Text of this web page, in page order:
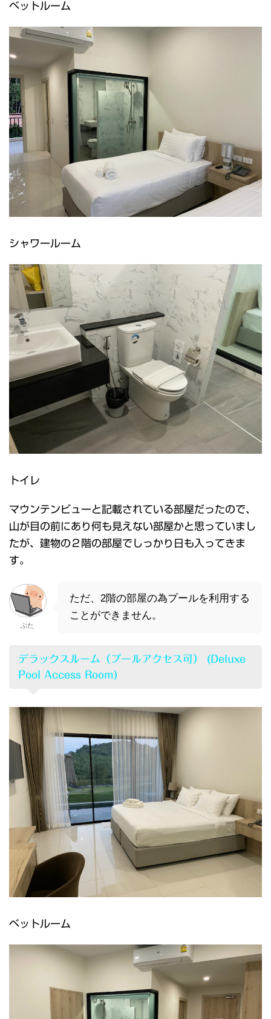
ベットルーム
シャワールーム
トイレ
マウンテンビューと記載されている部屋だったので、
山が目の前にあり何も見えない部屋かと思っていまし
たが、建物の２階の部屋でしっかり日も入ってきま
す。
ぶた
ただ、2階の部屋の為プールを利用する
ことができません。
デラックスルーム（プールアクセス可） (Deluxe
Pool Access Room)
ベットルーム